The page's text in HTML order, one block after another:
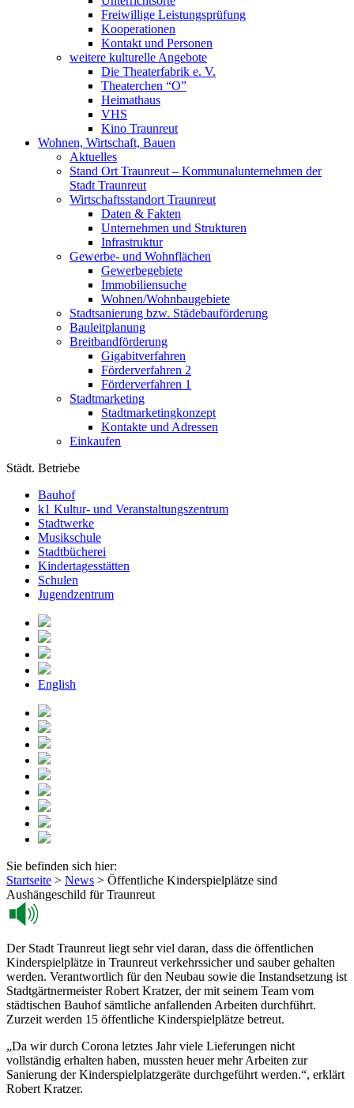
Freiwillige Leistungsprüfung
Kooperationen
Kontakt und Personen
weitere kulturelle Angebote
Die Theaterfabrik e. V.
Theaterchen “O”
Heimathaus
VHS
Kino Traunreut
Wohnen, Wirtschaft, Bauen
Aktuelles
Stand Ort Traunreut – Kommunalunternehmen der
Stadt Traunreut
Wirtschaftsstandort Traunreut
Daten & Fakten
Unternehmen und Strukturen
Infrastruktur
Gewerbe- und Wohnflächen
Gewerbegebiete
Immobiliensuche
Wohnen/Wohnbaugebiete
Stadtsanierung bzw. Städebauförderung
Bauleitplanung
Breitbandförderung
Gigabitverfahren
Förderverfahren 2
Förderverfahren 1
Stadtmarketing
Stadtmarketingkonzept
Kontakte und Adressen
Einkaufen
Städt. Betriebe
Bauhof
k1 Kultur- und Veranstaltungszentrum
Stadtwerke
Musikschule
Stadtbücherei
Kindertagesstätten
Schulen
Jugendzentrum
English
Sie befinden sich hier:
Startseite > News > Öffentliche Kinderspielplätze sind
Aushängeschild für Traunreut
Der Stadt Traunreut liegt sehr viel daran, dass die öffentlichen
Kinderspielplätze in Traunreut verkehrssicher und sauber gehalten
werden. Verantwortlich für den Neubau sowie die Instandsetzung ist
Stadtgärtnermeister Robert Kratzer, der mit seinem Team vom
städtischen Bauhof sämtliche anfallenden Arbeiten durchführt.
Zurzeit werden 15 öffentliche Kinderspielplätze betreut.
„Da wir durch Corona letztes Jahr viele Lieferungen nicht
vollständig erhalten haben, mussten heuer mehr Arbeiten zur
Sanierung der Kinderspielplatzgeräte durchgeführt werden.“, erklärt
Robert Kratzer.